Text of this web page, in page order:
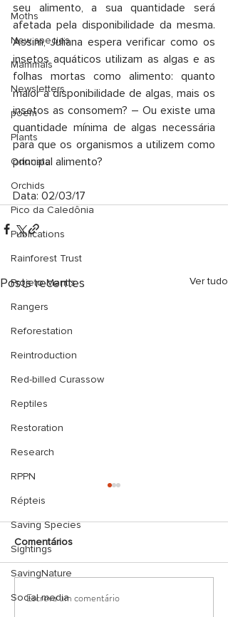
Moths
New species
Mammals
Newsletters
poem
Plants
Odonata
Orchids
Pico da Caledônia
Publications
Rainforest Trust
Projeto Mantis
Rangers
Reforestation
Reintroduction
Red-billed Curassow
Reptiles
Restoration
Research
RPPN
Répteis
Saving Species
Sightings
SavingNature
Social media
seu alimento, a sua quantidade será
afetada pela disponibilidade da mesma.
Assim, Juliana espera verificar como os
insetos aquáticos utilizam as algas e as
folhas mortas como alimento: quanto
maior a disponibilidade de algas, mais os
insetos as consomem? – Ou existe uma
quantidade mínima de algas necessária
para que os organismos a utilizem como
principal alimento?
Data: 02/03/17
Posts recentes Ver tudo
Sábado de diversão com
Comentários
Escreva um comentário